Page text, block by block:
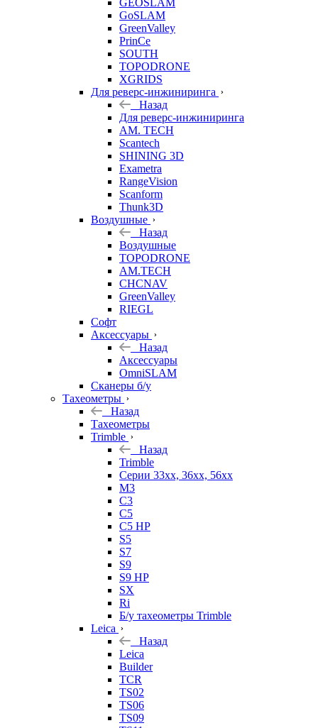
GEOSLAM
GoSLAM
GreenValley
PrinCe
SOUTH
TOPODRONE
XGRIDS
Для реверс-инжиниринга
Назад
Для реверс-инжиниринга
AM. TECH
Scantech
SHINING 3D
Exametra
RangeVision
Scanform
Thunk3D
Воздушные
Назад
Воздушные
TOPODRONE
AM.TECH
CHCNAV
GreenValley
RIEGL
Софт
Аксессуары
Назад
Аксессуары
OmniSLAM
Сканеры б/у
Тахеометры
Назад
Тахеометры
Trimble
Назад
Trimble
Серии 33xx, 36xx, 56xx
M3
C3
C5
C5 HP
S5
S7
S9
S9 HP
SX
Ri
Б/у тахеометры Trimble
Leica
Назад
Leica
Builder
TCR
TS02
TS06
TS09